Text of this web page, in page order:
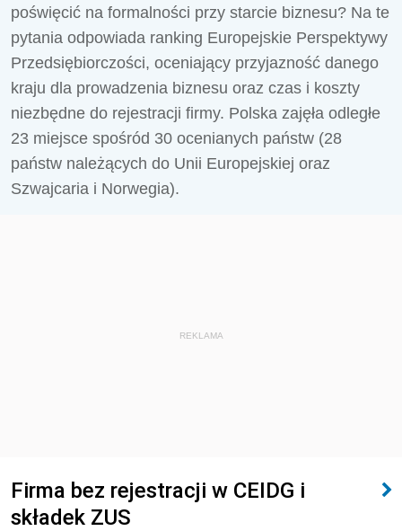
poświęcić na formalności przy starcie biznesu? Na te
pytania odpowiada ranking Europejskie Perspektywy
Przedsiębiorczości, oceniający przyjazność danego
kraju dla prowadzenia biznesu oraz czas i koszty
niezbędne do rejestracji firmy. Polska zajęła odległe
23 miejsce spośród 30 ocenianych państw (28
państw należących do Unii Europejskiej oraz
Szwajcaria i Norwegia).
REKLAMA
Firma bez rejestracji w CEIDG i
składek ZUS